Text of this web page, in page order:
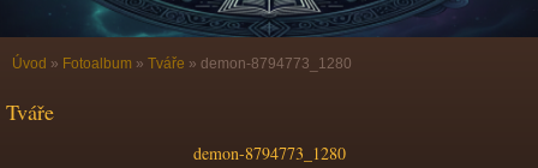
Úvod » Fotoalbum » Tváře » demon-8794773_1280
Tváře
demon-8794773_1280